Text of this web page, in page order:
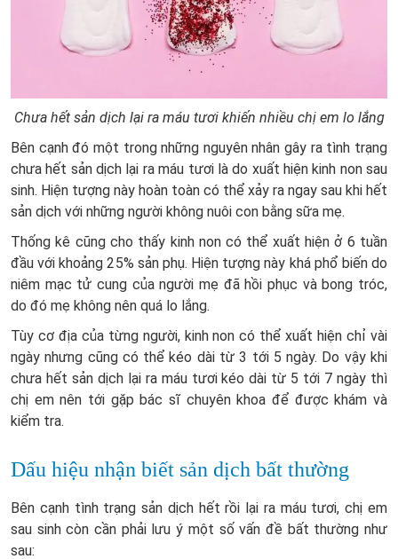
Chưa hết sản dịch lại ra máu tươi khiến nhiều chị em lo lắng
Bên cạnh đó một trong những nguyên nhân gây ra tình trạng
chưa hết sản dịch lại ra máu tươi là do xuất hiện kinh non sau
sinh. Hiện tượng này hoàn toàn có thể xảy ra ngay sau khi hết
sản dịch với những người không nuôi con bằng sữa mẹ.
Thống kê cũng cho thấy kinh non có thể xuất hiện ở 6 tuần
đầu với khoảng 25% sản phụ. Hiện tượng này khá phổ biến do
niêm mạc tử cung của người mẹ đã hồi phục và bong tróc,
do đó mẹ không nên quá lo lắng.
Tùy cơ địa của từng người, kinh non có thể xuất hiện chỉ vài
ngày nhưng cũng có thể kéo dài từ 3 tới 5 ngày. Do vậy khi
chưa hết sản dịch lại ra máu tươi kéo dài từ 5 tới 7 ngày thì
chị em nên tới gặp bác sĩ chuyên khoa để được khám và
kiểm tra.
Dấu hiệu nhận biết sản dịch bất thường
Bên cạnh tình trạng sản dịch hết rồi lại ra máu tươi, chị em
sau sinh còn cần phải lưu ý một số vấn đề bất thường như
sau: